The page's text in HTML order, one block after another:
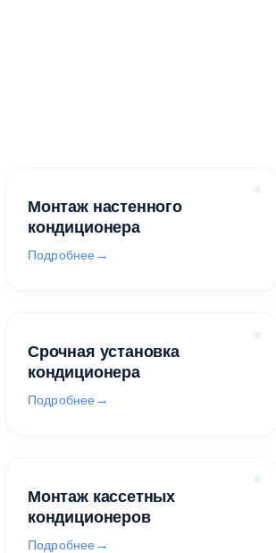
Монтаж настенного
кондиционера
Подробнее
Срочная установка
кондиционера
Подробнее
Монтаж кассетных
кондиционеров
Подробнее